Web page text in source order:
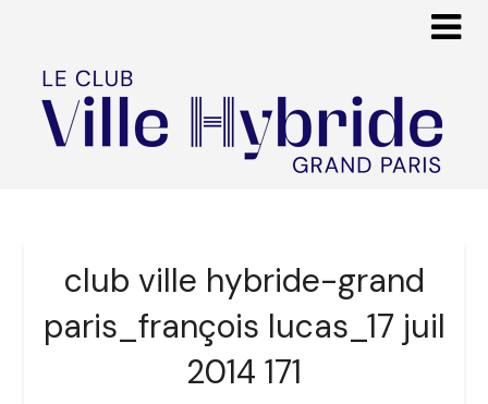
club ville hybride-grand
paris_françois lucas_17 juil
2014 171